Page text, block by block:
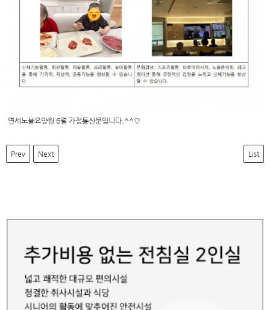
연세노블요양원 6월 가정통신문입니다.^^♡
Prev Next List